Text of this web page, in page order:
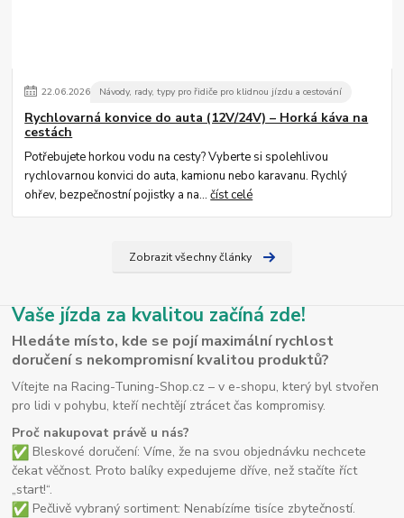
22.06.2026 Návody, rady, typy pro řidiče pro klidnou jízdu a cestování
Rychlovarná konvice do auta (12V/24V) – Horká káva na
cestách
Potřebujete horkou vodu na cesty? Vyberte si spolehlivou
rychlovarnou konvici do auta, kamionu nebo karavanu. Rychlý
ohřev, bezpečnostní pojistky a na...číst celé
Zobrazit všechny články
Vaše jízda za kvalitou začíná zde!
Hledáte místo, kde se pojí maximální rychlost
doručení s nekompromisní kvalitou produktů?
Vítejte na Racing-Tuning-Shop.cz – v e-shopu, který byl stvořen
pro lidi v pohybu, kteří nechtějí ztrácet čas kompromisy.
Proč nakupovat právě u nás?
Bleskové doručení: Víme, že na svou objednávku nechcete
čekat věčnost. Proto balíky expedujeme dříve, než stačíte říct
„start!“.
Pečlivě vybraný sortiment: Nenabízíme tisíce zbytečností.